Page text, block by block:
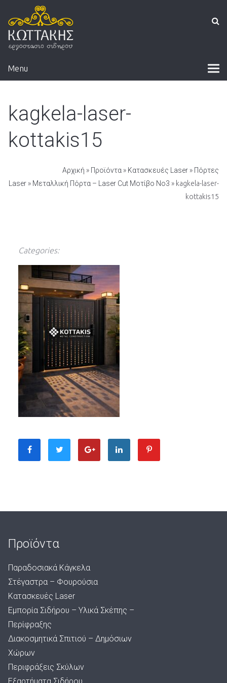
Menu
kagkela-laser-
kottakis15
Αρχική » Προϊόντα » Κατασκευές Laser» Πόρτες
Laser» Μεταλλική Πόρτα – Laser Cut Μοτίβο Νο3 » kagkela-laser-
kottakis15
Categories:
Προϊόντα
Παραδοσιακά Κάγκελα
Στέγαστρα – Φουρούσια
Κατασκευές Laser
Εμπορία Σιδήρου – Υλικά Σκέπης –
Περίφραξης
Διακοσμητικά Σπιτιού – Δημόσιων
Χώρων
Περιφράξεις Σκύλων
Εξαρτήματα Σιδήρου